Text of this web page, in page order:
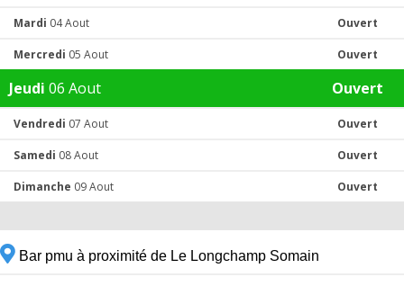
Mardi 04 Aout Ouvert
Mercredi 05 Aout Ouvert
Jeudi 06 Aout Ouvert
Vendredi 07 Aout Ouvert
Samedi 08 Aout Ouvert
Dimanche 09 Aout Ouvert
Bar pmu à proximité de Le Longchamp Somain